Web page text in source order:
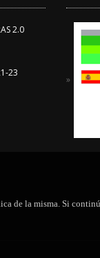
de la misma. Si
2.0
23